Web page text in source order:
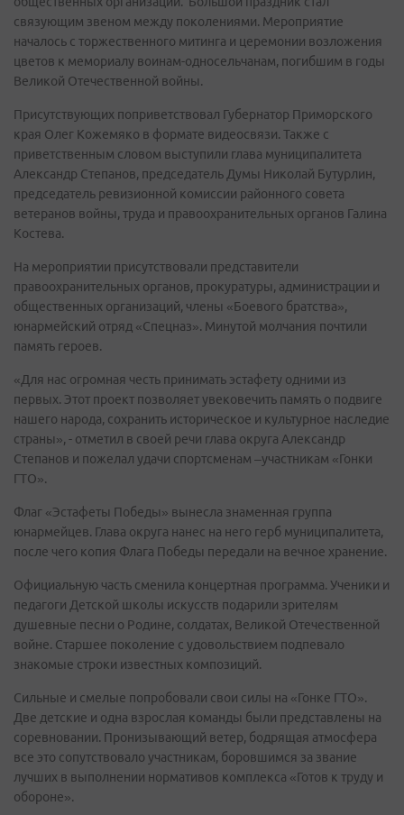
связующим звеном между поколениями. Мероприятие
началось с торжественного митинга и церемонии возложения
цветов к мемориалу воинам-односельчанам, погибшим в годы
Великой Отечественной войны.
Присутствующих поприветствовал Губернатор Приморского
края Олег Кожемяко в формате видеосвязи. Также с
приветственным словом выступили глава муниципалитета
Александр Степанов, председатель Думы Николай Бутурлин,
председатель ревизионной комиссии районного совета
ветеранов войны, труда и правоохранительных органов Галина
Костева.
На мероприятии присутствовали представители
правоохранительных органов, прокуратуры, администрации и
общественных организаций, члены «Боевого братства»,
юнармейский отряд «Спецназ». Минутой молчания почтили
память героев.
«Для нас огромная честь принимать эстафету одними из
первых. Этот проект позволяет увековечить память о подвиге
нашего народа, сохранить историческое и культурное наследие
страны», - отметил в своей речи глава округа Александр
Степанов и пожелал удачи спортсменам –участникам «Гонки
ГТО».
Флаг «Эстафеты Победы» вынесла знаменная группа
юнармейцев. Глава округа нанес на него герб муниципалитета,
после чего копия Флага Победы передали на вечное хранение.
Официальную часть сменила концертная программа. Ученики и
педагоги Детской школы искусств подарили зрителям
душевные песни о Родине, солдатах, Великой Отечественной
войне. Старшее поколение с удовольствием подпевало
знакомые строки известных композиций.
Сильные и смелые попробовали свои силы на «Гонке ГТО».
Две детские и одна взрослая команды были представлены на
соревновании. Пронизывающий ветер, бодрящая атмосфера
все это сопутствовало участникам, боровшимся за звание
лучших в выполнении нормативов комплекса «Готов к труду и
обороне».